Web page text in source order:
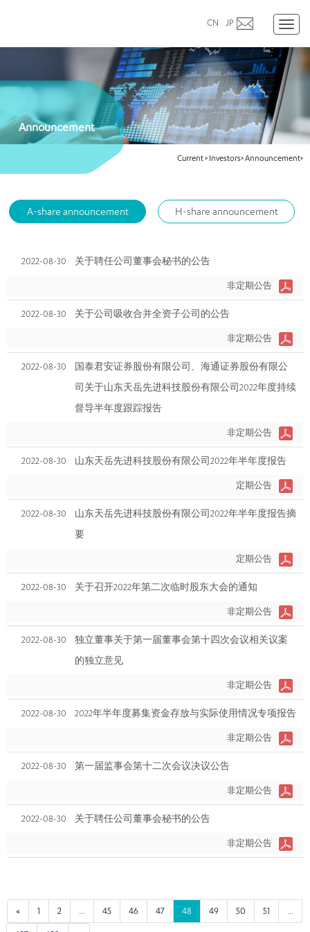
CN JP
Announcement
Current> Investors>Announcement>
A-share announcement H-share announcement
2022-08-30 关于聘任公司董事会秘书的公告
非定期公告
2022-08-30 关于公司吸收合并全资子公司的公告
非定期公告
2022-08-30
国泰君安证券股份有限公司、海通证券股份有限公
司关于山东天岳先进科技股份有限公司2022年度持续
督导半年度跟踪报告
非定期公告
2022-08-30 山东天岳先进科技股份有限公司2022年半年度报告
定期公告
2022-08-30
山东天岳先进科技股份有限公司2022年半年度报告摘
要
定期公告
2022-08-30 关于召开2022年第二次临时股东大会的通知
非定期公告
2022-08-30
独立董事关于第一届董事会第十四次会议相关议案
的独立意见
非定期公告
2022-08-30 2022年半年度募集资金存放与实际使用情况专项报告
非定期公告
2022-08-30 第一届监事会第十二次会议决议公告
非定期公告
2022-08-30 关于聘任公司董事会秘书的公告
非定期公告
« 1 2 ... 45 46 47 48 49 50 51 ...